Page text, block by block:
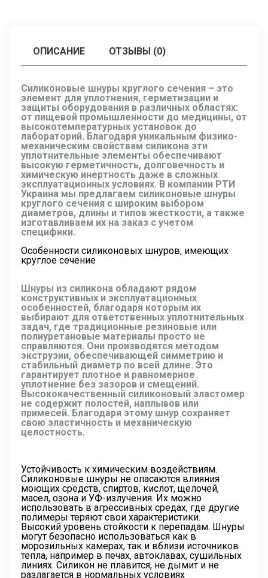
ОПИСАНИЕ ОТЗЫВЫ (0)
Силиконовые шнуры круглого сечения – это
элемент для уплотнения, герметизации и
защиты оборудования в различных областях:
от пищевой промышленности до медицины, от
высокотемпературных установок до
лабораторий. Благодаря уникальным физико-
механическим свойствам силикона эти
уплотнительные элементы обеспечивают
высокую герметичность, долговечность и
химическую инертность даже в сложных
эксплуатационных условиях. В компании РТИ
Украина мы предлагаем силиконовые шнуры
круглого сечения с широким выбором
диаметров, длины и типов жесткости, а также
изготавливаем их на заказ с учетом
специфики.
Особенности силиконовых шнуров, имеющих
круглое сечение
Шнуры из силикона обладают рядом
конструктивных и эксплуатационных
особенностей, благодаря которым их
выбирают для ответственных уплотнительных
задач, где традиционные резиновые или
полиуретановые материалы просто не
справляются. Они производятся методом
экструзии, обеспечивающей симметрию и
стабильный диаметр по всей длине. Это
гарантирует плотное и равномерное
уплотнение без зазоров и смещений.
Высококачественный силиконовый эластомер
не содержит полостей, наплывов или
примесей. Благодаря этому шнур сохраняет
свою эластичность и механическую
целостность.
Устойчивость к химическим воздействиям.
Силиконовые шнуры не опасаются влияния
моющих средств, спиртов, кислот, щелочей,
масел, озона и УФ-излучения. Их можно
использовать в агрессивных средах, где другие
полимеры теряют свои характеристики.
Высокий уровень стойкости к перепадам. Шнуры
могут безопасно использоваться как в
морозильных камерах, так и вблизи источников
тепла, например в печах, автоклавах, сушильных
линиях. Силикон не плавится, не дымит и не
разлагается в нормальных условиях